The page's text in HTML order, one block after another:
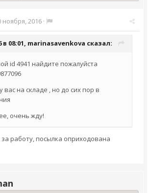
ноября, 2016 ·
в 08:01, marinasavenkova сказал:
id 4941 найдите пожалуйста
вас на складе , но до сих пор в
очень жду!
работу, посылка оприходована